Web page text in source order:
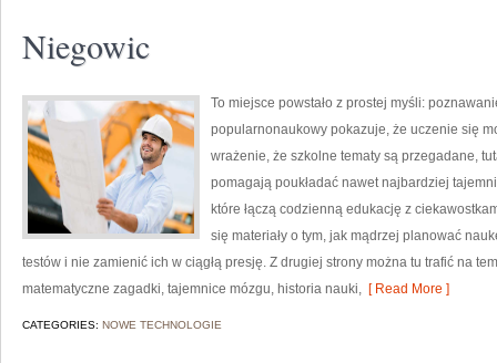
Niegowic
To miejsce powstało z prostej myśli:
popularnonaukowy pokazuje, że uczenie się
wrażenie, że szkolne tematy są przegadane,
pomagają poukładać nawet najbardziej
które łączą codzienną edukację z
się materiały o tym, jak mądrzej planować
testów i nie zamienić ich w ciągłą presję. Z drugiej strony można tu trafić na
matematyczne zagadki, tajemnice mózgu, historia nauki, [ Read More ]
CATEGORIES: NOWE TECHNOLOGIE